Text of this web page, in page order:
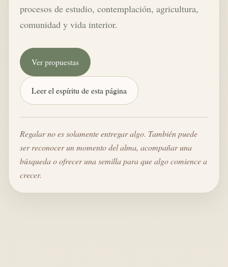
procesos de estudio, contemplación, agricultura,
comunidad y vida interior.
Ver propuestas
Leer el espíritu de esta página
Regalar no es solamente entregar algo. También puede
ser reconocer un momento del alma, acompañar una
búsqueda o ofrecer una semilla para que algo comience a
crecer.